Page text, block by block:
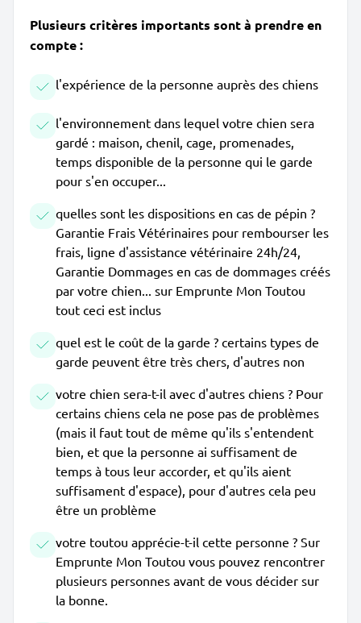
Plusieurs critères importants sont à prendre en
compte :
l'expérience de la personne auprès des chiens
l'environnement dans lequel votre chien sera
gardé : maison, chenil, cage, promenades,
temps disponible de la personne qui le garde
pour s'en occuper...
quelles sont les dispositions en cas de pépin ?
Garantie Frais Vétérinaires pour rembourser les
frais, ligne d'assistance vétérinaire 24h/24,
Garantie Dommages en cas de dommages créés
par votre chien... sur Emprunte Mon Toutou
tout ceci est inclus
quel est le coût de la garde ? certains types de
garde peuvent être très chers, d'autres non
votre chien sera-t-il avec d'autres chiens ? Pour
certains chiens cela ne pose pas de problèmes
(mais il faut tout de même qu'ils s'entendent
bien, et que la personne ai suffisament de
temps à tous leur accorder, et qu'ils aient
suffisament d'espace), pour d'autres cela peu
être un problème
votre toutou apprécie-t-il cette personne ? Sur
Emprunte Mon Toutou vous pouvez rencontrer
plusieurs personnes avant de vous décider sur
la bonne.